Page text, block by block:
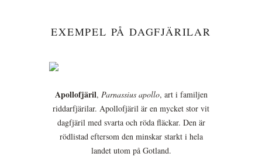
EXEMPEL PÅ DAGFJÄRILAR
Apollofjäril, Parnassius apollo, art i familjen
riddarfjärilar. Apollofjäril är en mycket stor vit
dagfjäril med svarta och röda fläckar. Den är
rödlistad eftersom den minskar starkt i hela
landet utom på Gotland.